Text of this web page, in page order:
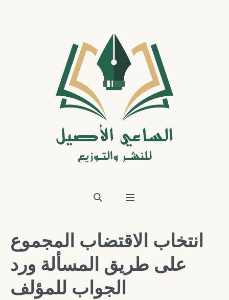
انتخاب الاقتضاب المجموع
على طريق المسألة ورد
الجواب للمؤلف